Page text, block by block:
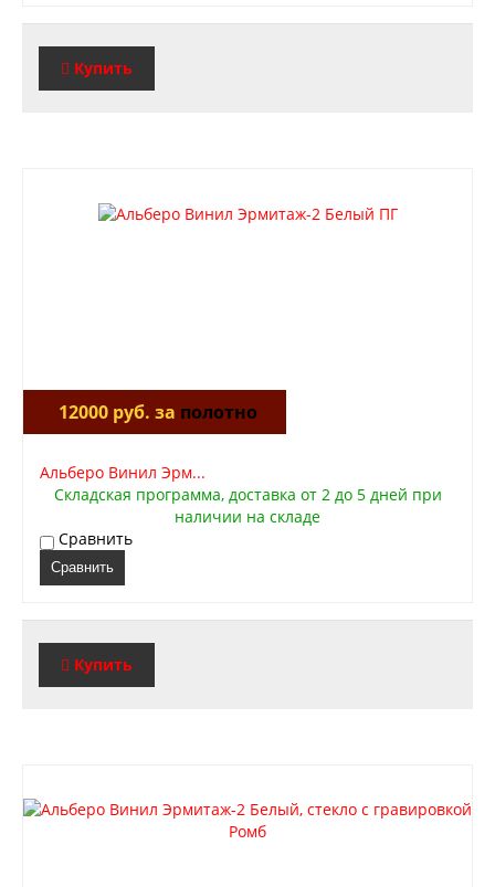
Вызов замерщика
Обработка персональных данных
Доставка
Оплата
Купить
12000 руб. за полотно
Альберо Винил Эрм...
Складская программа, доставка от 2 до 5 дней при
наличии на складе
Сравнить
Сравнить
Купить